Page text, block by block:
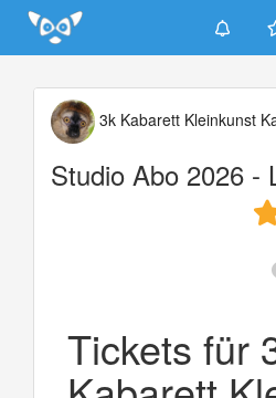
Update cookies preferences
3k Kabarett Kleinkunst
Studio Abo 2026 -
Tickets für